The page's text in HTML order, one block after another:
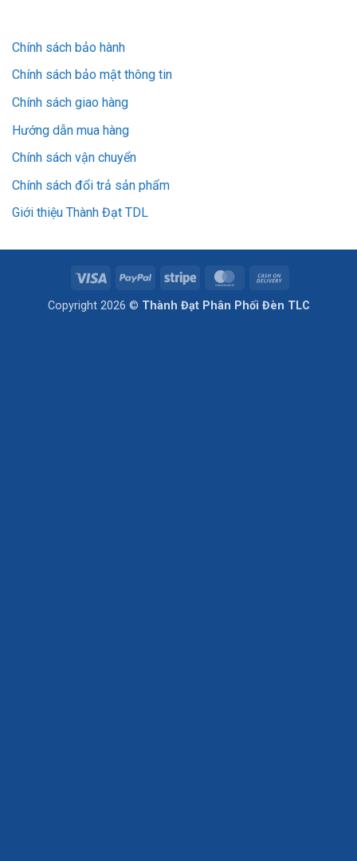
Chính sách bảo hành
Chính sách bảo mật thông tin
Chính sách giao hàng
Hướng dẫn mua hàng
Chính sách vận chuyển
Chính sách đổi trả sản phẩm
Giới thiệu Thành Đạt TDL
Visa PayPal Stripe MasterCard
Delivery
Copyright 2026 © Thành Đạt Phân Phối Đèn TLC